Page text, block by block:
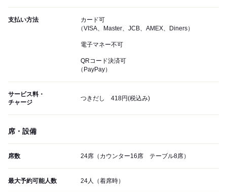
支払い方法
カード可
（VISA、Master、JCB、AMEX、Diners）
電子マネー不可
QRコード決済可
（PayPay）
サービス料・
チャージ
つきだし 418円(税込み)
席・設備
席数 24席（カウンター16席 テーブル8席）
最大予約可能人数 24人（着席時）